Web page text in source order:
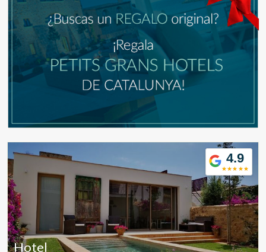
4.9
Hotel
Modificar cookies